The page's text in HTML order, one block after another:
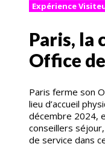
Expérience
Paris, la
Office
Paris ferme son
lieu d’accueil
décembre 2024,
conseillers
de service dans